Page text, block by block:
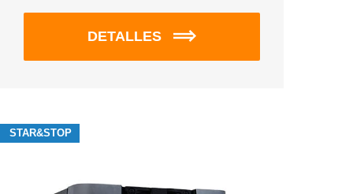
DETALLES
STAR&STOP